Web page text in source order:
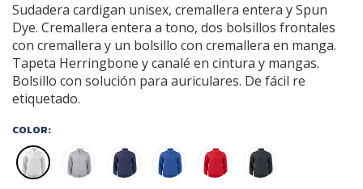
Sudadera cardigan unisex, cremallera entera y Spun
Dye. Cremallera entera a tono, dos bolsillos frontales
con cremallera y un bolsillo con cremallera en manga.
Tapeta Herringbone y canalé en cintura y mangas.
Bolsillo con solución para auriculares. De fácil re
etiquetado.
COLOR: